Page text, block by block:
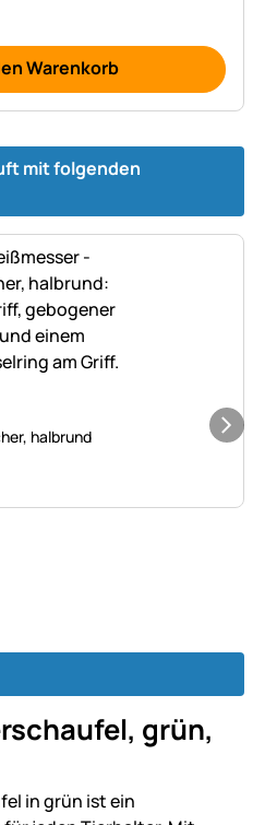
Warenkorb
mit folgenden
halbrund
grün,
in grün ist ein